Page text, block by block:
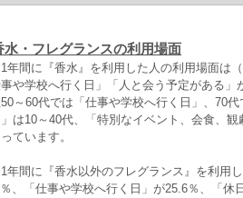
水・フレグランスの利用場面
年間に『香水』を利用した人の利用場面は
事や学校へ行く日」「人と会う予定がある」
～60代では「仕事や学校へ行く日」、70
は10～40代、「特別なイベント、会食、
ています。
年間に『香水以外のフレグランス』を利用
、「仕事や学校へ行く日」が25.6％、「